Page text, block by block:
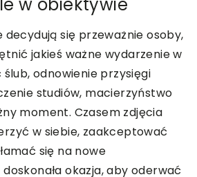
w obiektywie
decydują się przeważnie osoby,
jakieś ważne wydarzenie w
odnowienie przysięgi
studiów, macierzyństwo
moment. Czasem zdjęcia
w siebie, zaakceptować
się na nowe
okazja, aby oderwać